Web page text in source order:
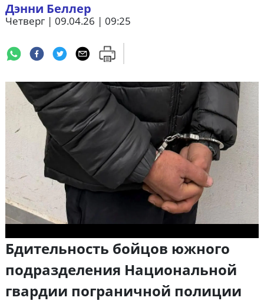
Дэнни Беллер
Четверг | 09.04.26 | 09:25
Бдительность бойцов южного
подразделения Национальной
гвардии пограничной полиции